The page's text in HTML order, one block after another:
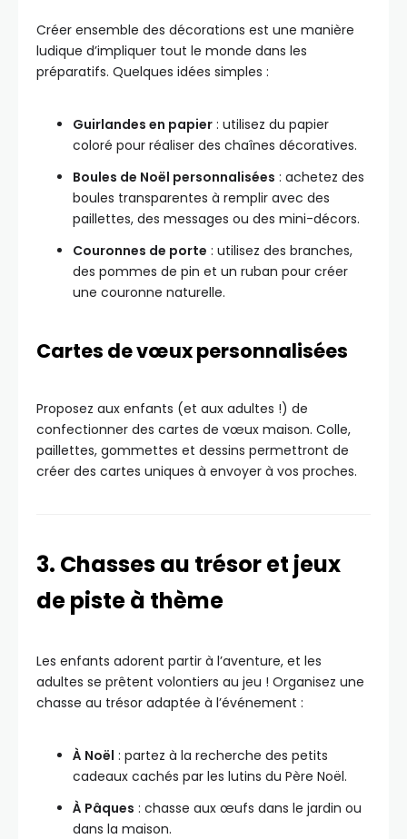
Créer ensemble des décorations est une manière
ludique d’impliquer tout le monde dans les
préparatifs. Quelques idées simples :
Guirlandes en papier : utilisez du papier
coloré pour réaliser des chaînes décoratives.
Boules de Noël personnalisées : achetez des
boules transparentes à remplir avec des
paillettes, des messages ou des mini-décors.
Couronnes de porte : utilisez des branches,
des pommes de pin et un ruban pour créer
une couronne naturelle.
Cartes de vœux personnalisées
Proposez aux enfants (et aux adultes !) de
confectionner des cartes de vœux maison. Colle,
paillettes, gommettes et dessins permettront de
créer des cartes uniques à envoyer à vos proches.
3. Chasses au trésor et jeux
de piste à thème
Les enfants adorent partir à l’aventure, et les
adultes se prêtent volontiers au jeu ! Organisez une
chasse au trésor adaptée à l’événement :
À Noël : partez à la recherche des petits
cadeaux cachés par les lutins du Père Noël.
À Pâques : chasse aux œufs dans le jardin ou
dans la maison.